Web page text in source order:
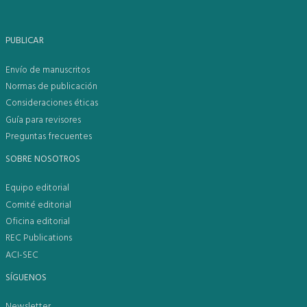
PUBLICAR
Envío de manuscritos
Normas de publicación
Consideraciones éticas
Guía para revisores
Preguntas frecuentes
SOBRE NOSOTROS
Equipo editorial
Comité editorial
Oficina editorial
REC Publications
ACI-SEC
SÍGUENOS